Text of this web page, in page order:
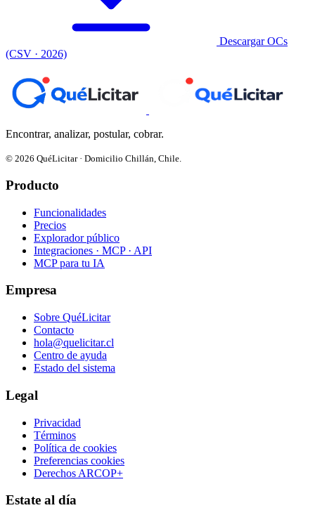
Descargar OCs
(CSV · 2026)
Encontrar, analizar, postular, cobrar.
© 2026 QuéLicitar · Domicilio Chillán, Chile.
Producto
Funcionalidades
Precios
Explorador público
Integraciones · MCP · API
MCP para tu IA
Empresa
Sobre QuéLicitar
Contacto
hola@quelicitar.cl
Centro de ayuda
Estado del sistema
Legal
Privacidad
Términos
Política de cookies
Preferencias cookies
Derechos ARCOP+
Estate al día